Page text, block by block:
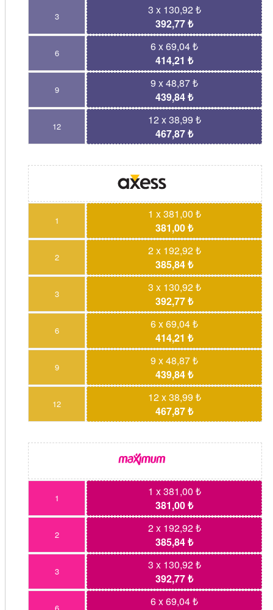
3
3 x 130,92 ₺
392,77 ₺
6
6 x 69,04 ₺
414,21 ₺
9
9 x 48,87 ₺
439,84 ₺
12
12 x 38,99 ₺
467,87 ₺
1
1 x 381,00 ₺
381,00 ₺
2
2 x 192,92 ₺
385,84 ₺
3
3 x 130,92 ₺
392,77 ₺
6
6 x 69,04 ₺
414,21 ₺
9
9 x 48,87 ₺
439,84 ₺
12
12 x 38,99 ₺
467,87 ₺
1
1 x 381,00 ₺
381,00 ₺
2
2 x 192,92 ₺
385,84 ₺
3
3 x 130,92 ₺
392,77 ₺
6 x 69,04 ₺